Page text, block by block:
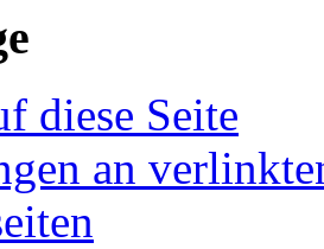
diese Seite
an